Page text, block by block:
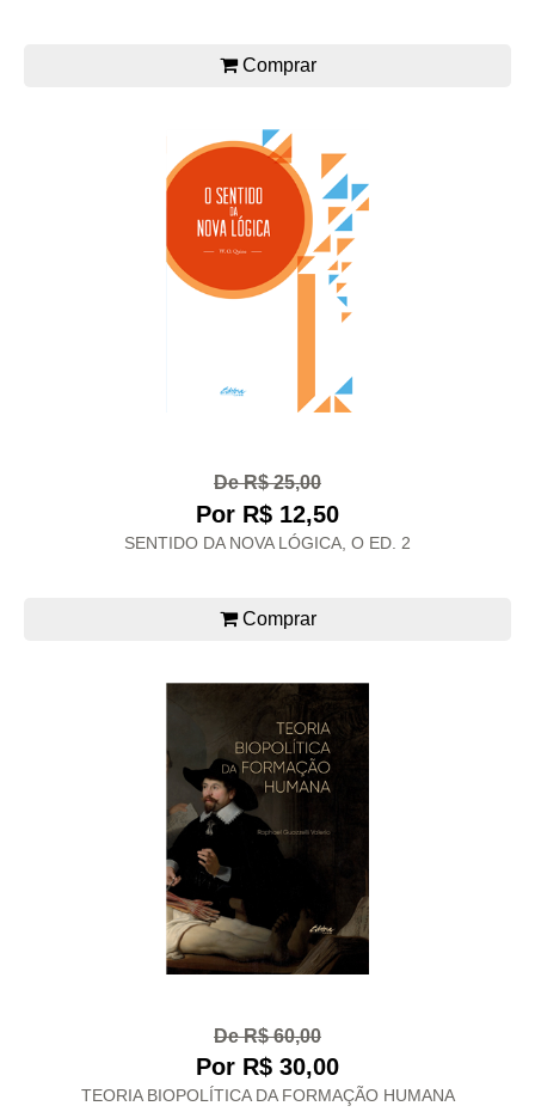
Comprar
De R$ 25,00
Por R$ 12,50
SENTIDO DA NOVA LÓGICA, O ED. 2
Comprar
De R$ 60,00
Por R$ 30,00
TEORIA BIOPOLÍTICA DA FORMAÇÃO HUMANA